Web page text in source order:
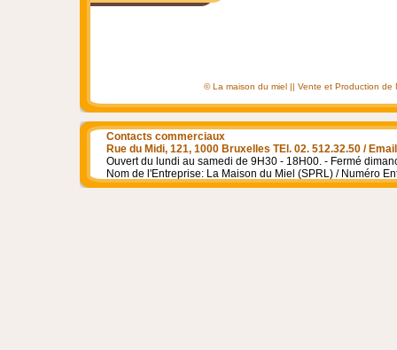
© La maison du miel || Vente et Production de
Contacts commerciaux
Rue du Midi, 121, 1000 Bruxelles TEl. 02. 512.32.50 /
Ouvert du lundi au samedi de 9H30 - 18H00. - Fermé
Nom de l'Entreprise: La Maison du Miel (SPRL) / Numéro